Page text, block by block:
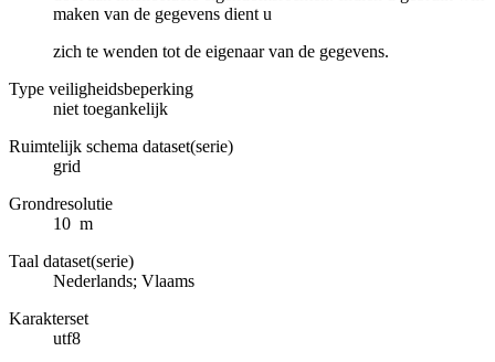
maken van de gegevens dient u
zich te wenden tot de eigenaar van de gegevens.
Type veiligheidsbeperking
niet toegankelijk
Ruimtelijk schema dataset(serie)
grid
Grondresolutie
10 m
Taal dataset(serie)
Nederlands; Vlaams
Karakterset
utf8